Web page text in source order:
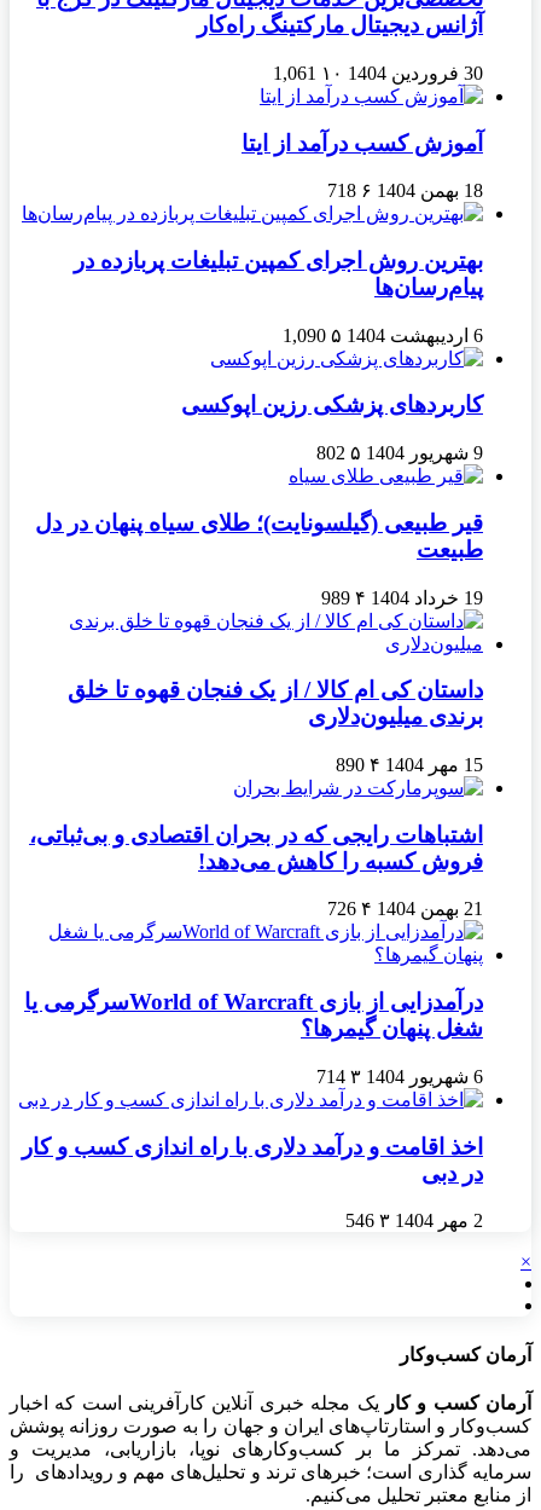
آژانس دیجیتال مارکتینگ راه‌کار
30 فروردین 1404 ۱۰ 1,061
آموزش کسب درآمد از ایتا
18 بهمن 1404 ۶ 718
بهترین روش اجرای کمپین تبلیغات پربازده در
پیام‌رسان‌ها
6 اردیبهشت 1404 ۵ 1,090
کاربردهای پزشکی رزین اپوکسی
9 شهریور 1404 ۵ 802
قیر طبیعی (گیلسونایت)؛ طلای سیاه پنهان در دل
طبیعت
19 خرداد 1404 ۴ 989
داستان کی ام کالا / از یک فنجان قهوه تا خلق
برندی میلیون‌دلاری
15 مهر 1404 ۴ 890
اشتباهات رایجی که در بحران اقتصادی و بی‌ثباتی،
فروش کسبه را کاهش می‌دهد!
21 بهمن 1404 ۴ 726
درآمدزایی از بازی World of Warcraftسرگرمی یا
شغل پنهان گیمرها؟
6 شهریور 1404 ۳ 714
اخذ اقامت و درآمد دلاری با راه اندازی کسب و کار
در دبی
2 مهر 1404 ۳ 546
×
آرمان کسب‌وکار
آرمان کسب و کار
یک مجله خبری آنلاین کارآفرینی است که اخبار
کسب‌وکار و استارتاپ‌های ایران و جهان را به صورت روزانه پوشش
می‌دهد. تمرکز ما بر کسب‌وکارهای نوپا، بازاریابی، مدیریت و
سرمایه گذاری است؛ خبرهای ترند و تحلیل‌های مهم و رویدادهای را
از منابع معتبر تحلیل می‌کنیم.